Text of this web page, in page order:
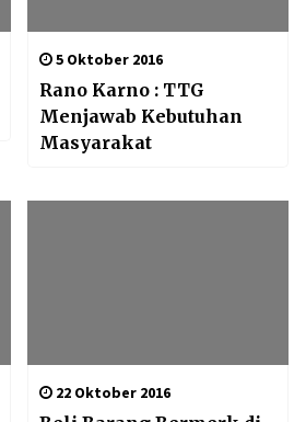
5 Oktober 2016
Rano Karno : TTG
Menjawab Kebutuhan
Masyarakat
22 Oktober 2016